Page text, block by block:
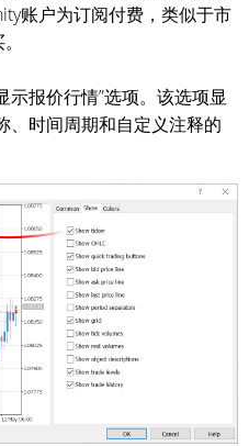
账户为订阅付费，类似于市
示报价行情”选项。该选项显
、时间周期和自定义注释的